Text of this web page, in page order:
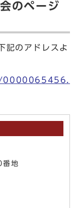
のページ
記のアドレスよ
番地